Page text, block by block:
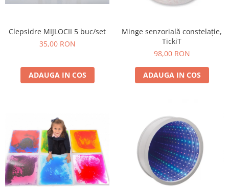
Biciclete si Triciclete
Biciclete VIKING
Biciclete Viking Challange
Camere Senzoriale
Amenajări camere senzoriale
Echipamente camere senzoriale
Oferte pentru Camere Senzoriale
Clepsidre MIJLOCII 5 buc/set
35,00 RON
ADAUGA IN COS
Minge senzorială constelație,
TickiT
98,00 RON
ADAUGA IN COS